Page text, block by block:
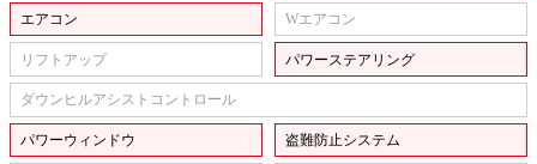
エアコン Wエアコン
リフトアップ パワーステアリング
ダウンヒルアシストコントロール
パワーウィンドウ 盗難防止システム